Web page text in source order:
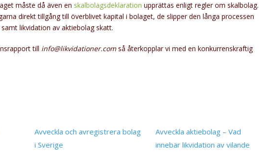
måste då även en skalbolagsdeklaration upprättas enligt regler om skalbolag.
direkt tillgång till överblivet kapital i bolaget, de slipper den långa processen
likvidation av aktiebolag skatt.
till info@likvidationer.comså återkopplar vi med en konkurrenskraftig
Avveckla och avregistrera bolag
i Sverige
Avveckla aktiebolag – Vad
innebär likvidation av vilande